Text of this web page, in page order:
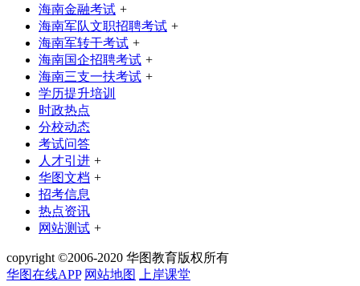
海南金融考试 +
海南军队文职招聘考试 +
海南军转干考试 +
海南国企招聘考试 +
海南三支一扶考试 +
学历提升培训
时政热点
分校动态
考试问答
人才引进 +
华图文档 +
招考信息
热点资讯
网站测试 +
copyright ©2006-2020 华图教育版权所有
华图在线APP 网站地图 上岸课堂